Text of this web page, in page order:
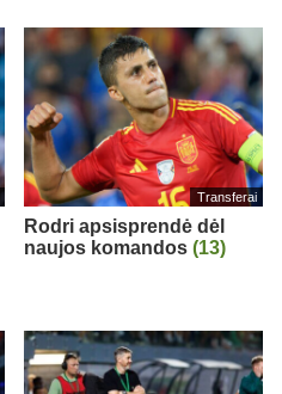
Transferai
Rodri apsisprendė dėl
naujos komandos (13)